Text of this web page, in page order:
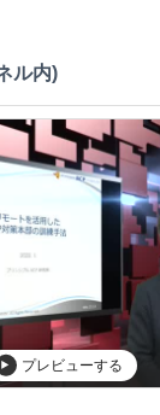
ル内)
プレビューする